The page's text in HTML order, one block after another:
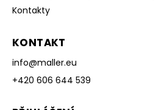
Kontakty
KONTAKT
info@maller.eu
+420 606 644 539